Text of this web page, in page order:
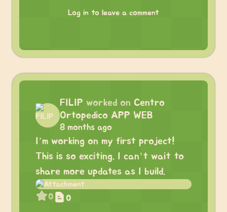
Log in to leave a comment
FILIP worked on Centro
Ortopedico APP WEB
8 months ago
I’m working on my first project!
This is so exciting. I can’t wait to
share more updates as I build.
0 0